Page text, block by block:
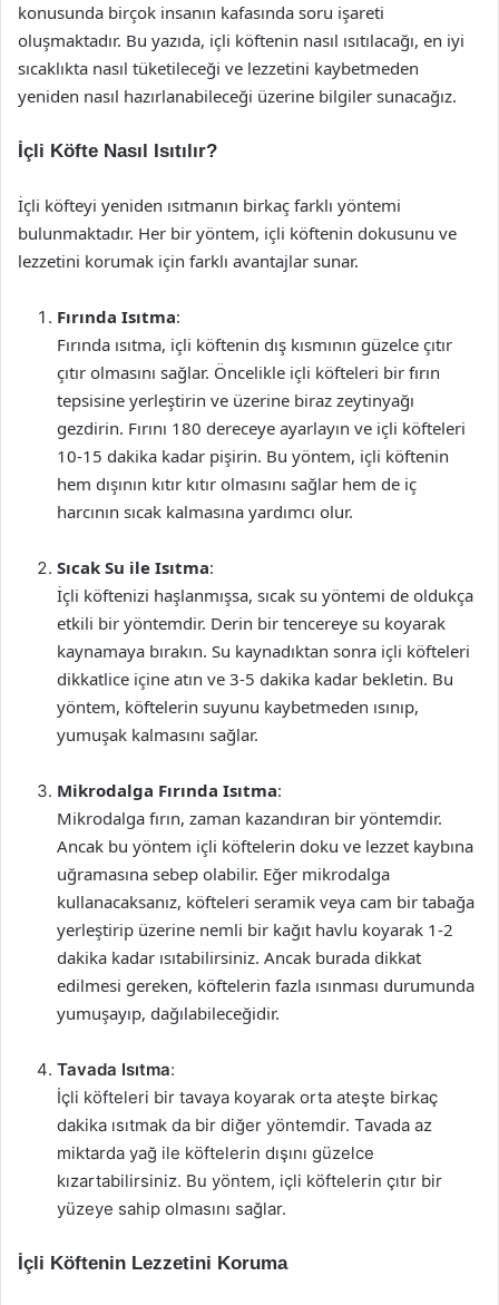
konusunda birçok insanın kafasında soru işareti
oluşmaktadır. Bu yazıda, içli köftenin nasıl ısıtılacağı, en iyi
sıcaklıkta nasıl tüketileceği ve lezzetini kaybetmeden
yeniden nasıl hazırlanabileceği üzerine bilgiler sunacağız.
İçli Köfte Nasıl Isıtılır?
İçli köfteyi yeniden ısıtmanın birkaç farklı yöntemi
bulunmaktadır. Her bir yöntem, içli köftenin dokusunu ve
lezzetini korumak için farklı avantajlar sunar.
Fırında Isıtma:
Fırında ısıtma, içli köftenin dış kısmının güzelce çıtır
çıtır olmasını sağlar. Öncelikle içli köfteleri bir fırın
tepsisine yerleştirin ve üzerine biraz zeytinyağı
gezdirin. Fırını 180 dereceye ayarlayın ve içli köfteleri
10-15 dakika kadar pişirin. Bu yöntem, içli köftenin
hem dışının kıtır kıtır olmasını sağlar hem de iç
harcının sıcak kalmasına yardımcı olur.
Sıcak Su ile Isıtma:
İçli köftenizi haşlanmışsa, sıcak su yöntemi de oldukça
etkili bir yöntemdir. Derin bir tencereye su koyarak
kaynamaya bırakın. Su kaynadıktan sonra içli köfteleri
dikkatlice içine atın ve 3-5 dakika kadar bekletin. Bu
yöntem, köftelerin suyunu kaybetmeden ısınıp,
yumuşak kalmasını sağlar.
Mikrodalga Fırında Isıtma:
Mikrodalga fırın, zaman kazandıran bir yöntemdir.
Ancak bu yöntem içli köftelerin doku ve lezzet kaybına
uğramasına sebep olabilir. Eğer mikrodalga
kullanacaksanız, köfteleri seramik veya cam bir tabağa
yerleştirip üzerine nemli bir kağıt havlu koyarak 1-2
dakika kadar ısıtabilirsiniz. Ancak burada dikkat
edilmesi gereken, köftelerin fazla ısınması durumunda
yumuşayıp, dağılabileceğidir.
Tavada Isıtma:
İçli köfteleri bir tavaya koyarak orta ateşte birkaç
dakika ısıtmak da bir diğer yöntemdir. Tavada az
miktarda yağ ile köftelerin dışını güzelce
kızartabilirsiniz. Bu yöntem, içli köftelerin çıtır bir
yüzeye sahip olmasını sağlar.
İçli Köftenin Lezzetini Koruma